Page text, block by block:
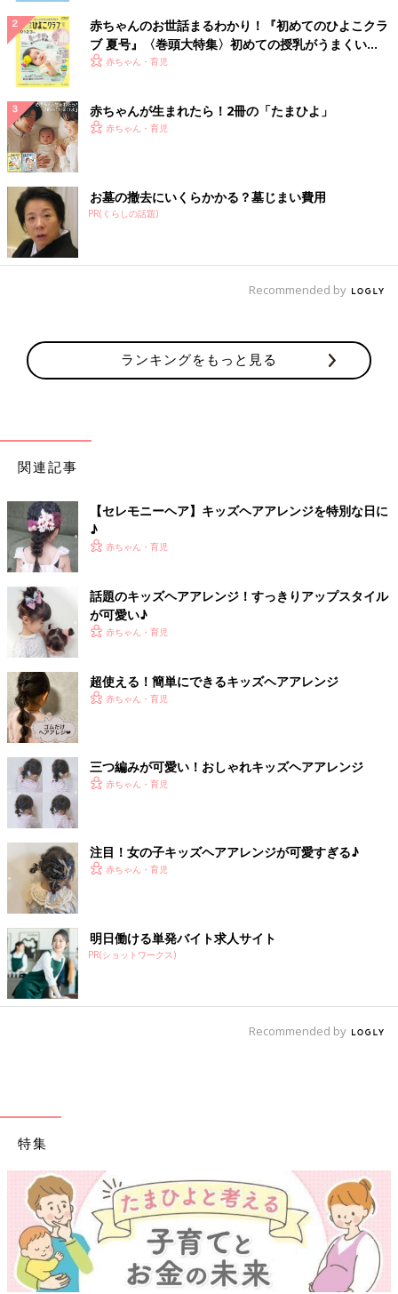
赤ちゃんのお世話まるわかり！『初めてのひよこクラ
ブ 夏号』〈巻頭大特集〉初めての授乳がうまくい
く！ おっぱい・ミルクの基本と夏のトラブル 解決テ
赤ちゃん・育児
赤ちゃんが生まれたら！2冊の「たまひよ」
赤ちゃん・育児
お墓の撤去にいくらかかる？墓じまい費用
PR(くらしの話題)
Recommended by
ランキングをもっと見る
関連記事
【セレモニーヘア】キッズヘアアレンジを特別な日に
♪
赤ちゃん・育児
話題のキッズヘアアレンジ！すっきりアップスタイル
が可愛い♪
赤ちゃん・育児
超使える！簡単にできるキッズヘアアレンジ
赤ちゃん・育児
三つ編みが可愛い！おしゃれキッズヘアアレンジ
赤ちゃん・育児
注目！女の子キッズヘアアレンジが可愛すぎる♪
赤ちゃん・育児
明日働ける単発バイト求人サイト
PR(ショットワークス)
Recommended by
特集